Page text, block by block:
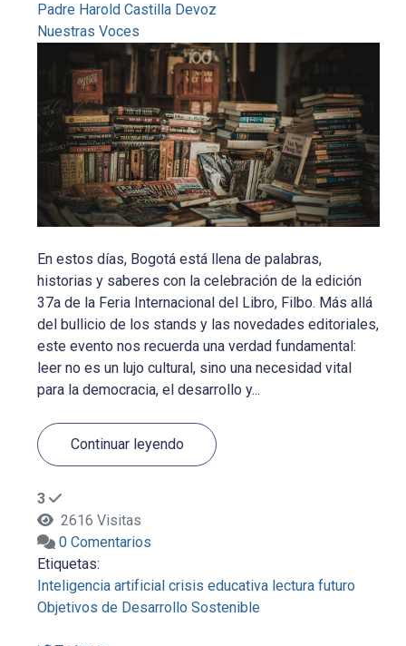
Padre Harold Castilla Devoz
Nuestras Voces
En estos días, Bogotá está llena de palabras,
historias y saberes con la celebración de la edición
37a de la Feria Internacional del Libro, Filbo. Más allá
del bullicio de los stands y las novedades editoriales,
este evento nos recuerda una verdad fundamental:
leer no es un lujo cultural, sino una necesidad vital
para la democracia, el desarrollo y...
Continuar leyendo
3
2616 Visitas
0 Comentarios
Etiquetas:
Inteligencia artificial crisis educativa lectura futuro
Objetivos de Desarrollo Sostenible